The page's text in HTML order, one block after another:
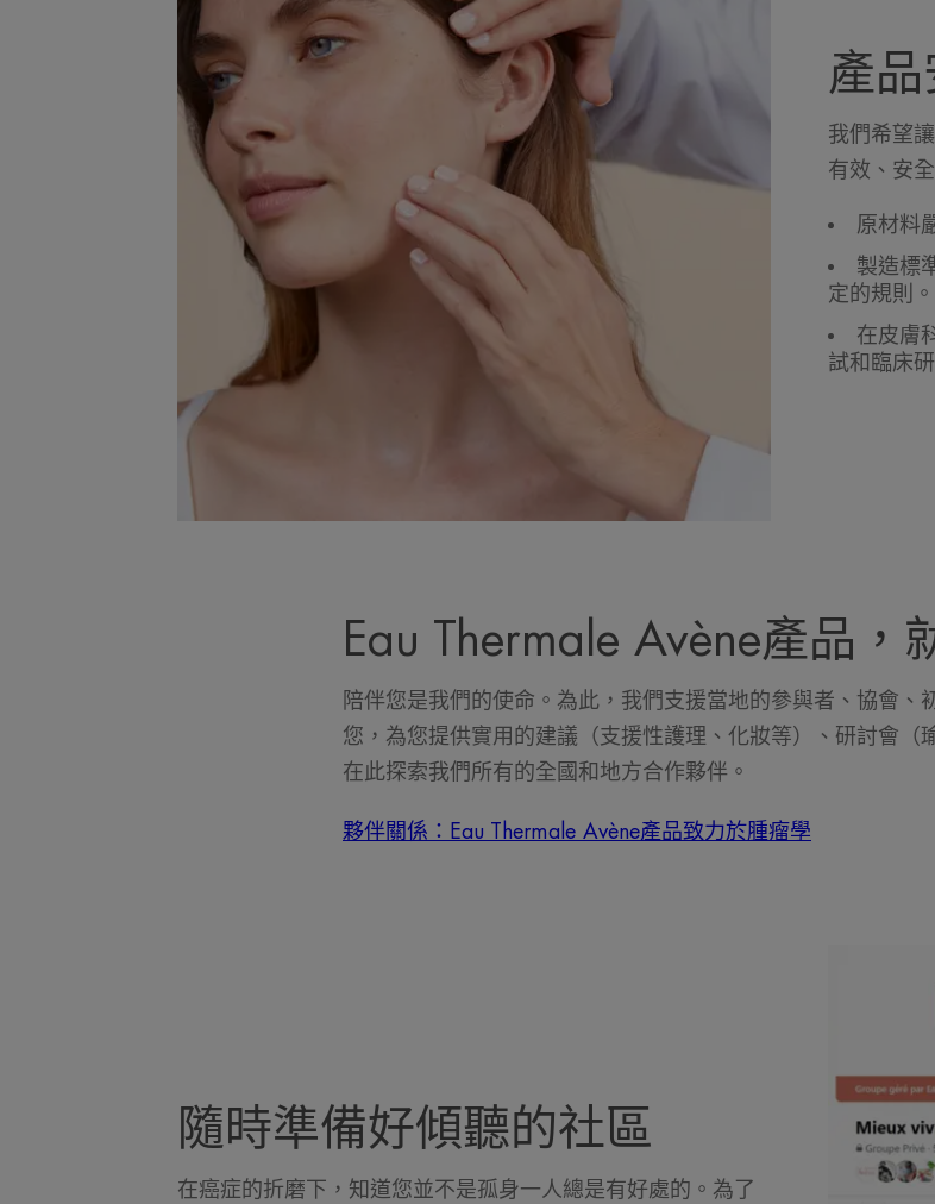
產
我們希望
有效、安
原材料
製造標
定的規則。
在皮膚
試和臨床研
Eau Thermale Avène產品，
陪伴您是我們的使命。為此，我們支援當地的參與者、協會、
您，為您提供實用的建議（支援性護理、化妝等）、研討會（
在此探索我們所有的全國和地方合作夥伴。
夥伴關係：Eau Thermale Avène產品致力於腫瘤學
隨時準備好傾聽的社區
在癌症的折磨下，知道您並不是孤身一人總是有好處的。為了